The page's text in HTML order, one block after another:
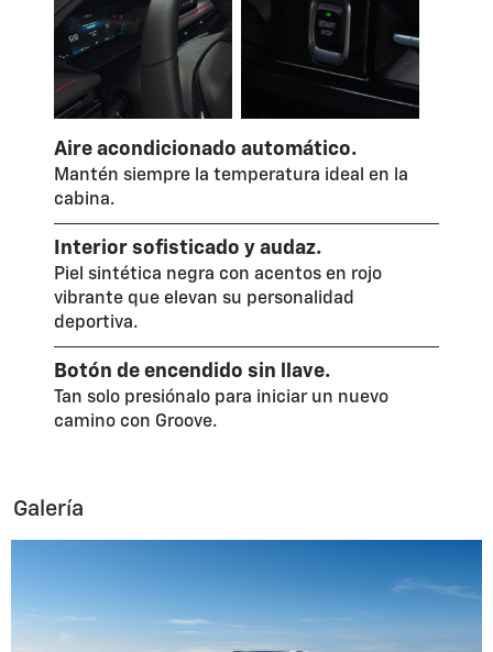
Aire acondicionado automático.
Mantén siempre la temperatura ideal en la
cabina.
Interior sofisticado y audaz.
Piel sintética negra con acentos en rojo
vibrante que elevan su personalidad
deportiva.
Botón de encendido sin llave.
Tan solo presiónalo para iniciar un nuevo
camino con Groove.
Galería